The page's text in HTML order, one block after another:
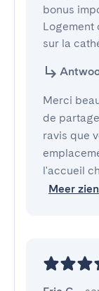
bonus
Logement
sur la
Merci
de
ravis que
l'accueil
Meer zien